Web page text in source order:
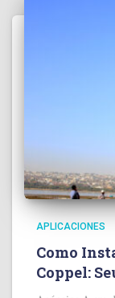
APLICACIONES
Como
Coppel: